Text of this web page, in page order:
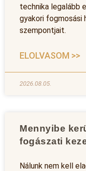
technika legalább
gyakori fogmosási
szempontjait.
ELOLVASOM >>
2026.08.05.
Mennyibe
fogászati
Nálunk nem kell